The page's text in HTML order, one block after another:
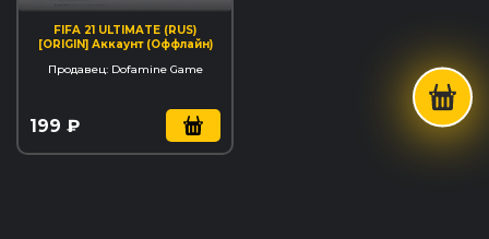
FIFA 21 ULTIMATE (RUS)
[ORIGIN] Аккаунт (Оффлайн)
Продавец: Dofamine Game
199 ₽